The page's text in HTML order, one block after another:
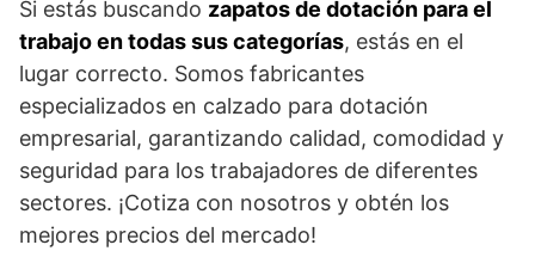
Si estás buscando zapatos de dotación para el
trabajo en todas sus categorías, estás en el
lugar correcto. Somos fabricantes
especializados en calzado para dotación
empresarial, garantizando calidad, comodidad y
seguridad para los trabajadores de diferentes
sectores. ¡Cotiza con nosotros y obtén los
mejores precios del mercado!